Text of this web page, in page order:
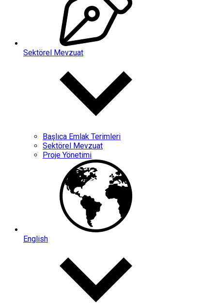
Sektörel Mevzuat
Başlıca Emlak Terimleri
Sektörel Mevzuat
Proje Yönetimi
English